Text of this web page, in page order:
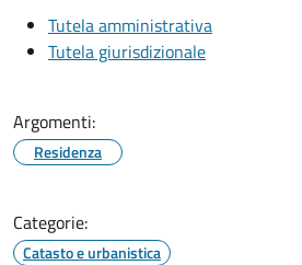
Tutela amministrativa
Tutela giurisdizionale
Argomenti:
Residenza
Categorie:
Catasto e urbanistica